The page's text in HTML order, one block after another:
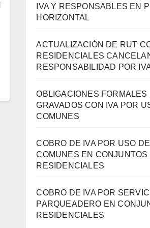
IVA Y RESPONSABLES EN
HORIZONTAL
ACTUALIZACIÓN DE RUT
RESIDENCIALES
RESPONSABILIDAD POR
OBLIGACIONES FORMALES
GRAVADOS CON IVA POR
COMUNES
COBRO DE IVA POR USO
COMUNES EN CONJUNTOS
RESIDENCIALES
COBRO DE IVA POR
PARQUEADERO EN
RESIDENCIALES